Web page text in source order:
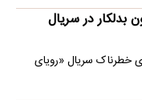
بدلکار در سریال
خطرناک سریال «رویای